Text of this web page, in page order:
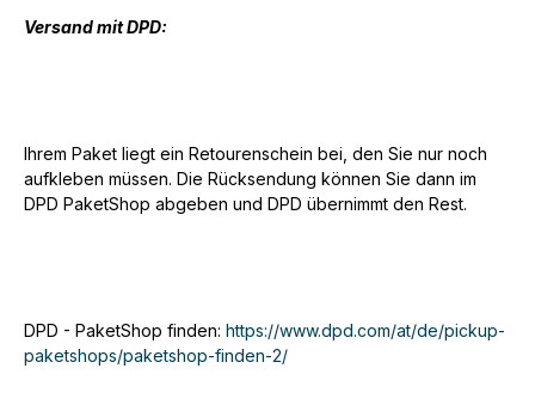
Versand mit DPD:
Ihrem Paket liegt ein Retourenschein bei, den Sie nur noch
aufkleben müssen. Die Rücksendung können Sie dann im
DPD PaketShop abgeben und DPD übernimmt den Rest.
DPD - PaketShop finden: https://www.dpd.com/at/de/pickup-
paketshops/paketshop-finden-2/